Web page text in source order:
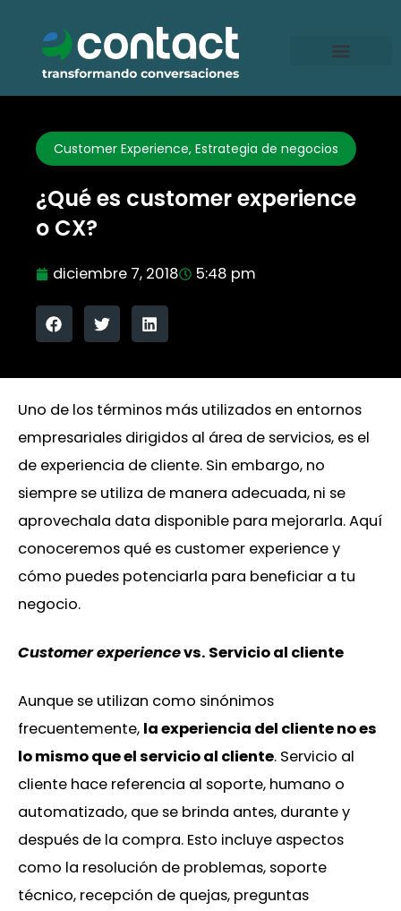
contenido
Customer Experience, Estrategia de negocios
¿Qué es customer experience
o CX?
diciembre 7, 2018 5:48 pm
Uno de los términos más utilizados en entornos
empresariales dirigidos al área de servicios, es el
de experiencia de cliente. Sin embargo, no
siempre se utiliza de manera adecuada, ni se
aprovechala data disponible para mejorarla. Aquí
conoceremos qué es customer experience y
cómo puedes potenciarla para beneficiar a tu
negocio.
Customer experiencevs. Servicio al cliente
Aunque se utilizan como sinónimos
frecuentemente, la experiencia del cliente no es
lo mismo que el servicio al cliente. Servicio al
cliente hace referencia al soporte, humano o
automatizado, que se brinda antes, durante y
después de la compra. Esto incluye aspectos
como la resolución de problemas, soporte
técnico, recepción de quejas, preguntas